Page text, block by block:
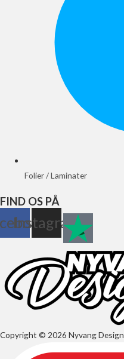
Folier / Laminater
FIND OS PÅ
Instagram
Copyright © 2026 Nyvang Design